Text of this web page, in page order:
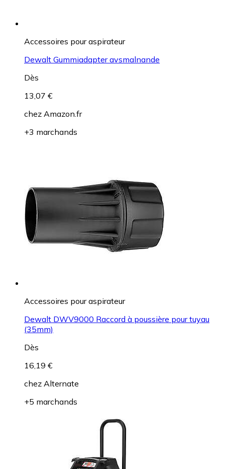
Accessoires pour aspirateur
Dewalt Gummiadapter avsmalnande
Dès
13,07 €
chez Amazon.fr
+3 marchands
Accessoires pour aspirateur
Dewalt DWV9000 Raccord à poussière pour tuyau
(35mm)
Dès
16,19 €
chez Alternate
+5 marchands